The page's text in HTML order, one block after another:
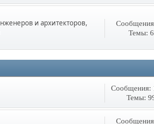
и архитекторов,
Темы: 6
Сообщения:
Темы: